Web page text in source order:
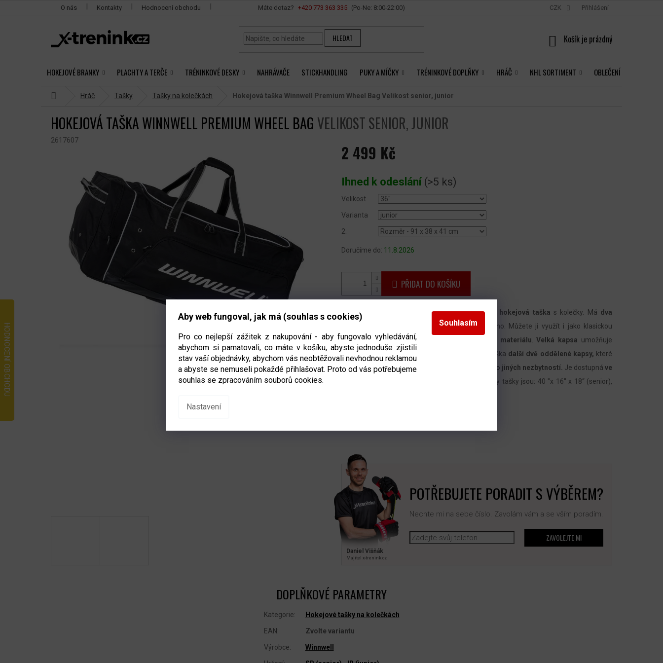
Aby web fungoval, jak má (souhlas s cookies)
Pro co nejlepší zážitek z nakupování - aby fungovalo vyhledávání,
abychom si pamatovali, co máte v košíku, abyste jednoduše zjistili
stav vaší objednávky, abychom vás neobtěžovali nevhodnou reklamou
a abyste se nemuseli pokaždé přihlašovat. Proto od vás potřebujeme
souhlas se zpracováním souborů cookies.
Nastavení
Souhlasím
+420 ‭773 363 335
O nás Kontakty Hodnocení obchodu Vše o nákupu CZK Přihlášení
HLEDAT
NÁKUPNÍ
HOKEJOVÉ BRANKY PLACHTY A TERČE TRÉNINKOVÉ DESKY NAHRÁVAČE STICKHANDLING PUKY A MÍČKY TRÉNINKOVÉ DOPLŇKY HRÁČ NHL SORTIMENT OBLEČENÍ
Hráč Tašky Tašky na kolečkách Hokejová taška Winnwell Premium Wheel Bag Velikost senior, junior
HOKEJOVÁ TAŠKA WINNWELL PREMIUM WHEEL BAG VELIKOST SENIOR, JUNIOR
2617607
2 499 Kč
cena:
Ihned k odeslání (>5 ks)
Velikost
Varianta
2.
Doručíme do: 11.8.2026
PŘIDAT DO KOŠÍKU
Taška Winnwell Premium Wheel Bag jekvalitní hokejová taška s kolečky. Má dva
a lze ji dobře nést i přes rameno. Můžete ji využít i jako klasickou
cestovní tašku. Je vyrobena
z velmi odolného materiálu .Velká kapsa umožňuje
pohodlné uložení věcí. Navíc má tato hokejová taška další dvě oddělené kapsy, které
můžete využítna samostatné uložení textilu nebo jiných nezbytností. Je dostupná ve
. Rozměry tašky jsou: 40 "x 16" x 18“ (senior),
Daniel Višňák
Majitel x‑trenink.cz
POTŘEBUJETE PORADIT S VÝBĚREM?
Nechte mi na sebe číslo. Zavolám vám a se vším poradím.
ZAVOLEJTE MI
DOPLŇKOVÉ PARAMETRY
Kategorie: Hokejové tašky na kolečkách
EAN: Zvolte variantu
Výrobce: Winnwell